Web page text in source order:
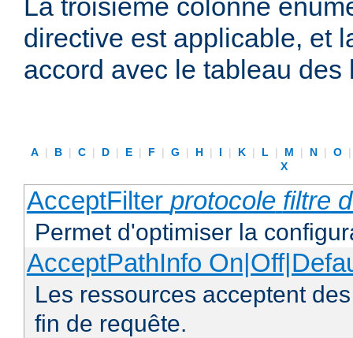
La troisième colonne
directive est applicable, et
accord avec le tableau
A | B | C | D | E | F | G | H | I | K | L | M | N | O
X
AcceptFilter protocole filtre
Permet d'optimiser la
AcceptPathInfo
Les ressources acceptent
fin de requête.